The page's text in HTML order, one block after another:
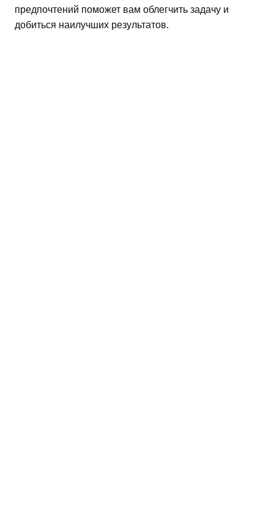
предпочтений поможет вам облегчить задачу и
добиться наилучших результатов.